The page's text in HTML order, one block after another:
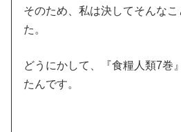
そのため、私は決してそんな
た。
どうにかして、『食糧人類7巻
たんです。